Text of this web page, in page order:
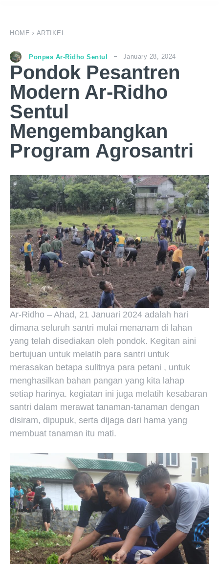
HOME ARTIKEL
Ponpes Ar-Ridho Sentul January 28, 2024
Pondok Pesantren
Modern Ar-Ridho
Sentul
Mengembangkan
Program Agrosantri
Ar-Ridho – Ahad, 21 Januari 2024 adalah hari
dimana seluruh santri mulai menanam di lahan
yang telah disediakan oleh pondok. Kegitan aini
bertujuan untuk melatih para santri untuk
merasakan betapa sulitnya para petani , untuk
menghasilkan bahan pangan yang kita lahap
setiap harinya. kegiatan ini juga melatih kesabaran
santri dalam merawat tanaman-tanaman dengan
disiram, dipupuk, serta dijaga dari hama yang
membuat tanaman itu mati.